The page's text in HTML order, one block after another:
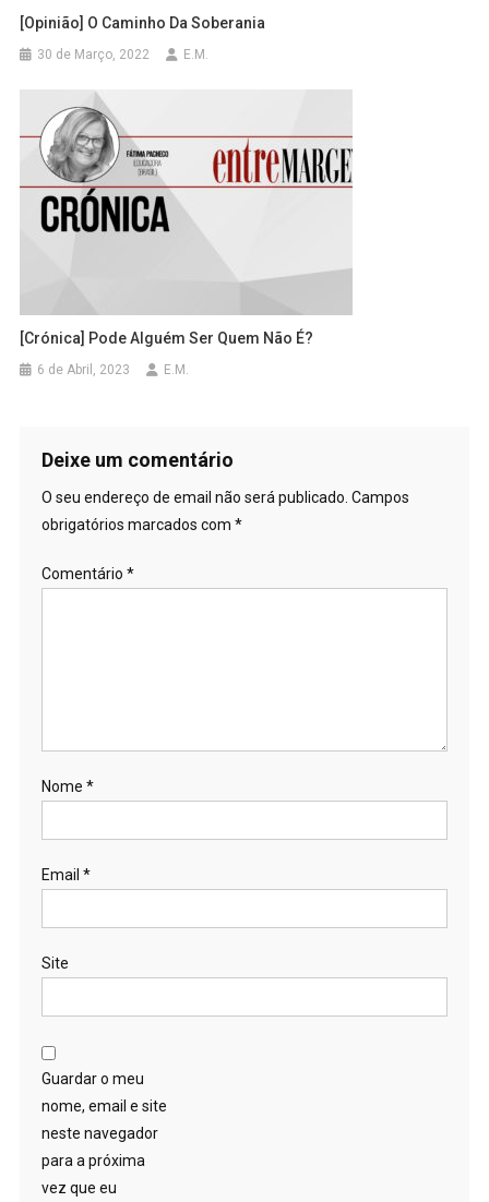
[Opinião] O Caminho Da Soberania
30 de Março, 2022 E.M.
[Crónica] Pode Alguém Ser Quem Não É?
6 de Abril, 2023 E.M.
Deixe um comentário
O seu endereço de email não será publicado. Campos
obrigatórios marcados com *
Comentário *
Nome *
Email *
Site
Guardar o meu
nome, email e site
neste navegador
para a próxima
vez que eu